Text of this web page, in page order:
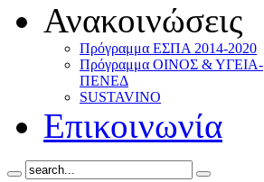
Ανακοινώσεις
Πρόγραμμα ΕΣΠΑ 2014-2020
Πρόγραμμα ΟΙΝΟΣ & ΥΓΕΙΑ-
ΠΕΝΕΔ
SUSTAVINO
Επικοινωνία